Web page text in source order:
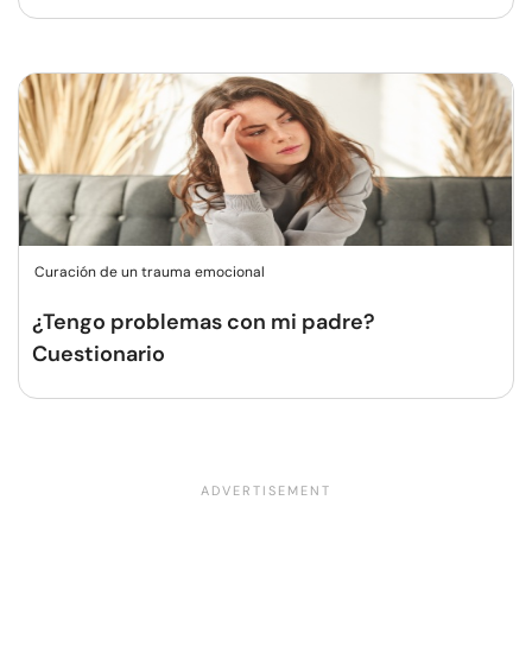
Curación de un trauma emocional
¿Tengo problemas con mi padre?
Cuestionario